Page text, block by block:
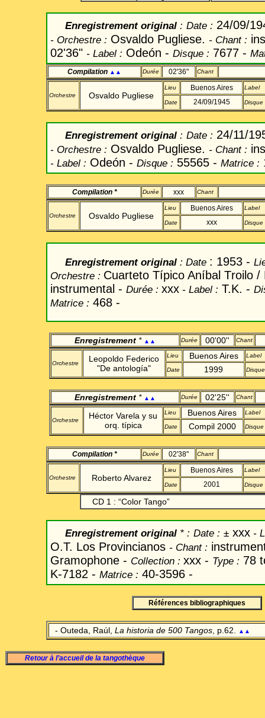
Enregistrement original : Date : 24/09/
- Orchestre : Osvaldo Pugliese. - Chant:
02'36" - Label : Odeón - Disque : 7677 -
Compilation ▲▲ Durée 02'36" Chant
Orchestre Osvaldo Pugliese
Lieu Buenos Aires Label
Date 24/09/1945 Disque
Enregistrement original : Date : 24/11/
- Orchestre : Osvaldo Pugliese. - Chant:
- Label : Odeón - Disque : 55565 - Matrice :
Compilation * Durée xxx Chant
Orchestre Osvaldo Pugliese
Lieu Buenos Aires Label
Date xxx Disque
Enregistrement original : Date : 1953 -
Orchestre : Cuarteto Típico Aníbal Troilo /
instrumental - Durée : xxx - Label : T.K. -
Matrice : 468 -
Enregistrement * ▲▲ Durée 00'00'' Chant
Orchestre
Leopoldo Federico
"De antología"
Lieu Buenos Aires Label
Date 1999 Disque
Enregistrement * ▲▲ Durée 02'25'' Chant
Orchestre
Héctor Varela y su
orq. típica
Lieu Buenos Aires Label
Date Compil 2000 Disque
Compilation * Durée 02'38" Chant
Orchestre Roberto Alvarez
Lieu Buenos Aires Label
Date 2001 Disque
CD 1 : “Color Tango”
Enregistrement original * : Date : ± xxx -
O.T. Los Provincianos - Chant:
Gramophone - Collection : xxx - Type : 78
K-7182 - Matrice : 40-3596 -
Références bibliographiques
- Outeda, Raúl, La historia de 500 Tangos , p.62. ▲▲
Retour à l’accueil de la tangothèque